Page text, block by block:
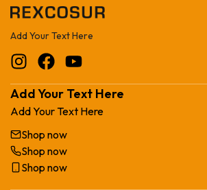
Add Your Text Here
Add Your Text Here
Add Your Text Here
Shop now
Shop now
Shop now